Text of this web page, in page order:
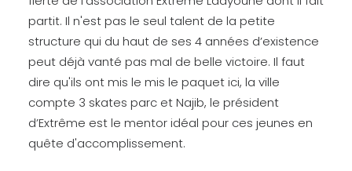
partit. Il n'est pas le seul talent de la petite
structure qui du haut de ses 4 années d’existence
peut déjà vanté pas mal de belle victoire. Il faut
dire qu'ils ont mis le mis le paquet ici, la ville
compte 3 skates parc et Najib, le président
d’Extrême est le mentor idéal pour ces jeunes en
quête d'accomplissement.